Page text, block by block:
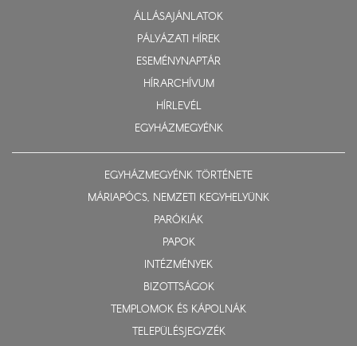
ÁLLÁSAJÁNLATOK
PÁLYÁZATI HÍREK
ESEMÉNYNAPTÁR
HÍRARCHÍVUM
HÍRLEVÉL
EGYHÁZMEGYÉNK
EGYHÁZMEGYÉNK TÖRTÉNETE
MÁRIAPÓCS, NEMZETI KEGYHELYÜNK
PARÓKIÁK
PAPOK
INTÉZMÉNYEK
BIZOTTSÁGOK
TEMPLOMOK ÉS KÁPOLNÁK
TELEPÜLÉSJEGYZÉK